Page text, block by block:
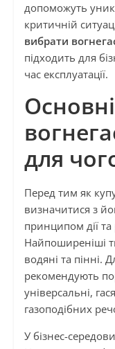
допоможуть
критичній
вибрати
підходить для
час експлуатації.
для
Перед тим як
визначитися з
принципом дії
Найпоширеніші
водяні та пінні.
рекомендують
універсальні,
газоподібних
У бізнес-